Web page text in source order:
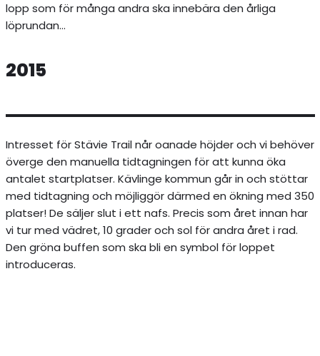
lopp som för många andra ska innebära den årliga
löprundan…
2015
Intresset för Stävie Trail når oanade höjder och vi behöver
överge den manuella tidtagningen för att kunna öka
antalet startplatser. Kävlinge kommun går in och stöttar
med tidtagning och möjliggör därmed en ökning med 350
platser! De säljer slut i ett nafs. Precis som året innan har
vi tur med vädret, 10 grader och sol för andra året i rad.
Den gröna buffen som ska bli en symbol för loppet
introduceras.